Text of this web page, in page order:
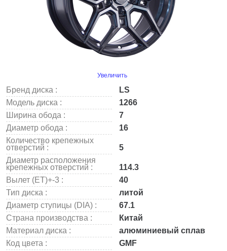
Увеличить
Бренд диска :
LS
Модель диска :
1266
Ширина обода :
7
Диаметр обода :
16
Количество крепежных
отверстий :
5
Диаметр расположения
крепежных отверстий :
114.3
Вылет (ET)+-3 :
40
Тип диска :
литой
Диаметр ступицы (DIA) :
67.1
Страна производства :
Китай
Материал диска :
алюминиевый сплав
Код цвета :
GMF